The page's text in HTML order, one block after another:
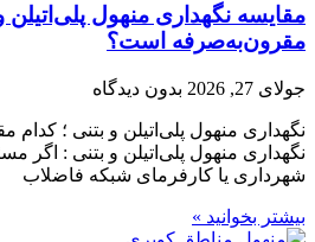
مقایسه نگهداری منهول پلی‌اتیلن
مقرون‌به‌صرفه است؟
جولای 27, 2026 بدون دیدگاه
نگهداری منهول پلی‌اتیلن و بتنی ؛
نگهداری منهول پلی‌اتیلن و بتنی : اگر
شهرداری یا کارفرمای شبکه فاضلاب
بیشتر بخوانید »